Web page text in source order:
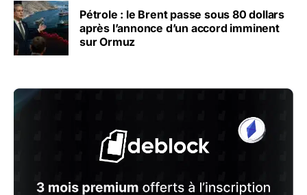
Pétrole : le Brent passe sous 80 dollars
après l’annonce d’un accord imminent
sur Ormuz